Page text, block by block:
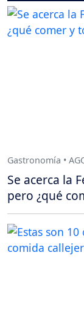
Gastronomía •
Se acerca la
pero ¿qué